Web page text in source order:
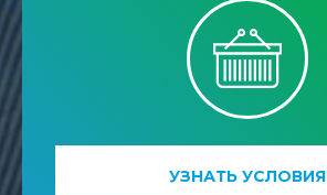
УЗНАТЬ УСЛОВИЯ